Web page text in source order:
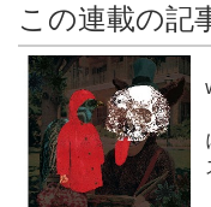
この連載の記